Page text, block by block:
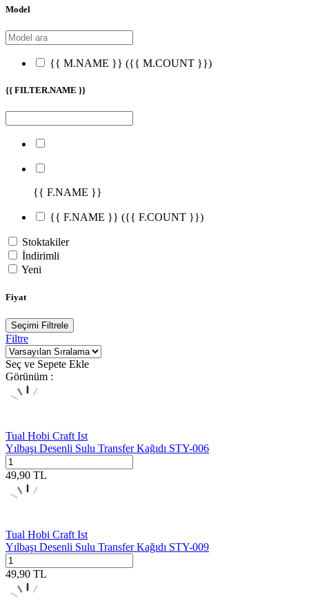
Model
{{ M.NAME }} ({{ M.COUNT }})
{{ FILTER.NAME }}
{{ F.NAME }}
{{ F.NAME }} ({{ F.COUNT }})
Stoktakiler
İndirimli
Yeni
Fiyat
Seçimi Filtrele
Filtre
Seç ve Sepete Ekle
Görünüm :
Tual Hobi Craft Ist
Yılbaşı Desenli Sulu Transfer Kağıdı STY-006
49,90 TL
Tual Hobi Craft Ist
Yılbaşı Desenli Sulu Transfer Kağıdı STY-009
49,90 TL